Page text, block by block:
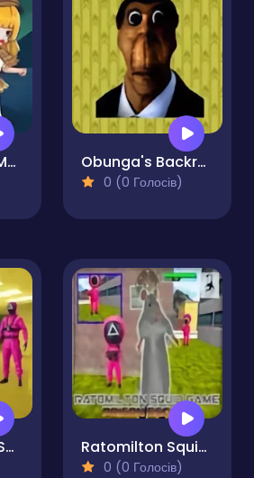
Escape Room Mystery Key 2 Obunga's Backrooms
0 (0 Голосів)
Ratomilton at Squid Game Backrooms Ratomilton Squid Game Prison Escape
0 (0 Голосів)